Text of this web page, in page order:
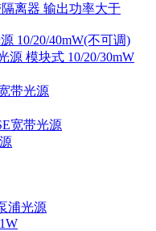
离器 输出功率大于
10/20/40mW(不可调)
源 模块式 10/20/30mW
带光源
宽带光源
浦光源